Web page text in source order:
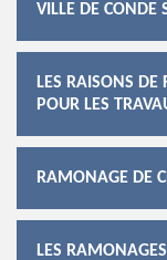
VILLE DE CONDE
LES RAISONS DE
POUR LES
RAMONAGE DE
LES